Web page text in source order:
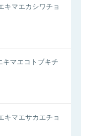
キマエカシワチョ
キマエコトブキチ
キマエサカエチョ